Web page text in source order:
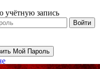
учётную запись